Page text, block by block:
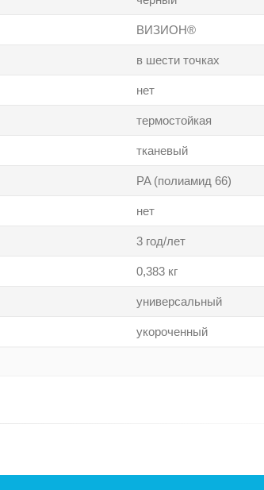
ВИЗИОН®
в шести точках
нет
термостойкая
тканевый
PA (полиамид 66)
нет
3 год/лет
0,383 кг
универсальный
укороченный